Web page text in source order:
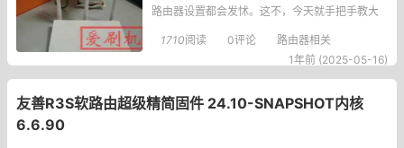
路由器设置都会发怵。这不，今天就手把手教大
家用192.168.2.1这个常见地址，像拼乐高一样轻
松搞定路由器配置！一、准备工作：连接的艺术
这些准备：将电源适配器插入路由器圆形接口
1710阅读 0评论
路由器相关
1年前 (2025-05-16)
友善R3S软路由超级精简固件 24.10-SNAPSHOT内核
6.6.90